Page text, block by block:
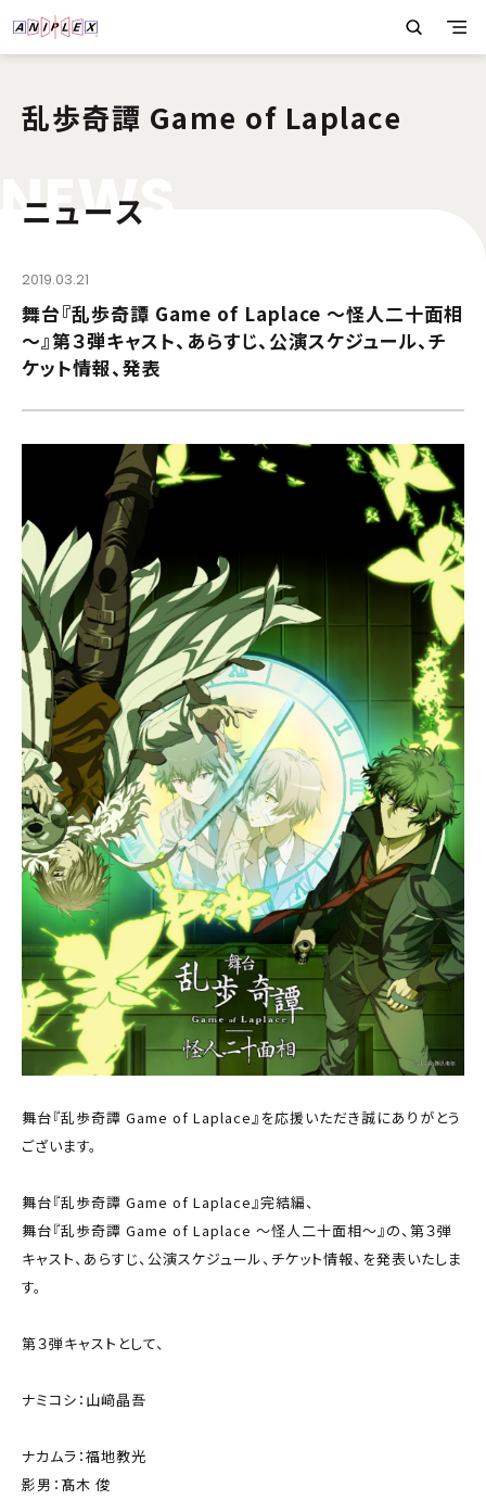
乱歩奇譚 Game of Laplace
NEWS
ニュース
2019.03.21
舞台『乱歩奇譚 Game of Laplace ～怪人二十面相
～』第３弾キャスト、あらすじ、公演スケジュール、チ
ケット情報、発表
舞台『乱歩奇譚 Game of Laplace』を応援いただき誠にありがとう
ございます。
舞台『乱歩奇譚 Game of Laplace』完結編、
舞台『乱歩奇譚 Game of Laplace ～怪人二十面相～』の、第３弾
キャスト、あらすじ、公演スケジュール、チケット情報、を発表いたしま
す。
第３弾キャストとして、
ナミコシ：山﨑晶吾
ナカムラ：福地教光
影男：髙木 俊